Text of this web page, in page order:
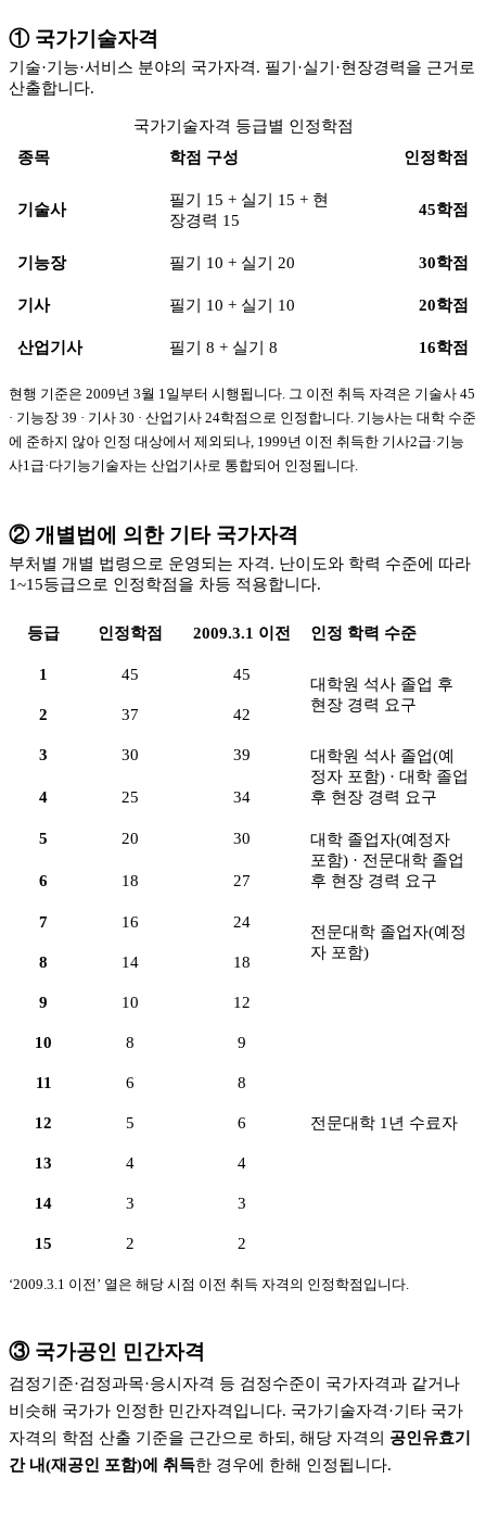
① 국가기술자격
기술·기능·서비스 분야의 국가자격. 필기·실기·현장경력을 근거로
산출합니다.
국가기술자격 등급별 인정학점
종목
학점 구성 인정학점
기술사
필기 15 + 실기 15 + 현
장경력 15
45학점
기능장 필기 10 + 실기 20 30학점
기사 필기 10 + 실기 10 20학점
산업기사 필기 8 + 실기 8 16학점
현행 기준은 2009년 3월 1일부터 시행됩니다. 그 이전 취득 자격은 기술사 45
· 기능장 39 · 기사 30 · 산업기사 24학점으로 인정합니다. 기능사는 대학 수준
에 준하지 않아 인정 대상에서 제외되나, 1999년 이전 취득한 기사2급·기능
사1급·다기능기술자는 산업기사로 통합되어 인정됩니다.
② 개별법에 의한 기타 국가자격
부처별 개별 법령으로 운영되는 자격. 난이도와 학력 수준에 따라
1~15등급으로 인정학점을 차등 적용합니다.
‘2009.3.1 이전’ 열은 해당 시점 이전 취득 자격의 인정학점입니다.
등급 인정학점 2009.3.1 이전 인정 학력 수준
1 45 45
대학원 석사 졸업 후
현장 경력 요구
2 37 42
3 30 39
대학원 석사 졸업(예
정자 포함) · 대학 졸업
후 현장 경력 요구
4 25 34
5 20 30
대학 졸업자(예정자
포함) · 전문대학 졸업
후 현장 경력 요구
6 18 27
7 16 24
전문대학 졸업자(예정
자 포함)
8 14 18
9 10 12
전문대학 1년 수료자
10 8 9
11 6 8
12 5 6
13 4 4
14 3 3
15 2 2
③ 국가공인 민간자격
검정기준·검정과목·응시자격 등 검정수준이 국가자격과 같거나
비슷해 국가가 인정한 민간자격입니다. 국가기술자격·기타 국가
자격의 학점 산출 기준을 근간으로 하되, 해당 자격의 공인유효기
간 내(재공인 포함)에 취득한 경우에 한해 인정됩니다.